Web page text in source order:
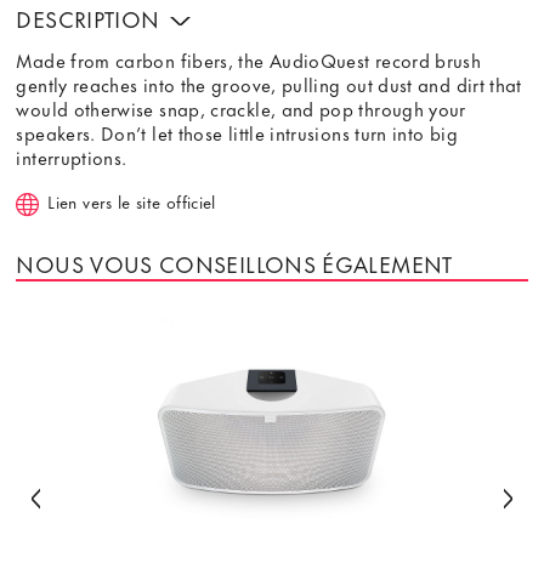
DESCRIPTION
Made from carbon fibers, the AudioQuest record brush
gently reaches into the groove, pulling out dust and dirt that
would otherwise snap, crackle, and pop through your
speakers. Don’t let those little intrusions turn into big
interruptions.
Lien vers le site officiel
NOUS VOUS CONSEILLONS ÉGALEMENT